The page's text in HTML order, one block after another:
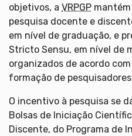
objetivos, a VRPGP mantém
pesquisa docente e
em nível de graduação, e
Stricto Sensu, em nível de
organizados de acordo
formação de
O incentivo à pesquisa se
Bolsas de Iniciação
Discente, do Programa de